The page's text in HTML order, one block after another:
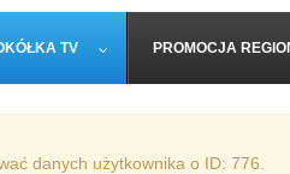
TV PROMOCJA
danych użytkownika o ID: 776.